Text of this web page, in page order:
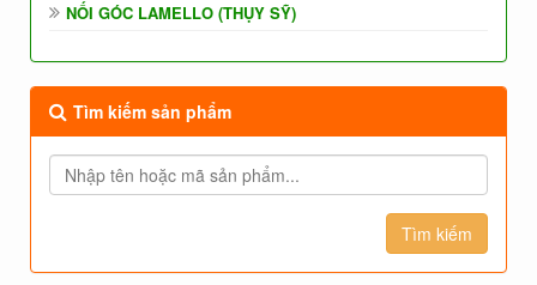
NỐI GÓC LAMELLO (THỤY SỸ)
Tìm kiếm sản phẩm